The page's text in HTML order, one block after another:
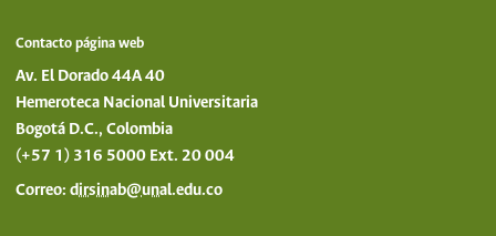
Contacto página web
Av. El Dorado 44A 40
Hemeroteca Nacional Universitaria
Bogotá D.C., Colombia
(+57 1) 316 5000 Ext. 20 004
Correo: dirsinab@unal.edu.co